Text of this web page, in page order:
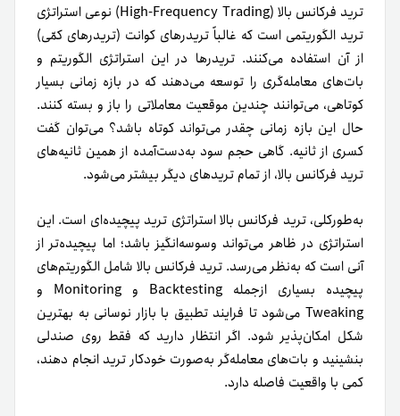
ترید فرکانس بالا (High-Frequency Trading) نوعی استراتژی
ترید الگوریتمی است که غالباً تریدرهای کوانت (تریدرهای کمّی)
از آن استفاده می‌کنند. تریدرها در این استراتژی الگوریتم و
بات‌های معامله‌گری را توسعه می‌دهند که در بازه زمانی بسیار
کوتاهی، می‌توانند چندین موقعیت معاملاتی را باز و بسته کنند.
حال این بازه زمانی چقدر می‌تواند کوتاه باشد؟ می‌توان گفت
کسری از ثانیه. گاهی حجم سود به‌دست‌آمده از همین ثانیه‌های
ترید فرکانس بالا، از تمام تریدهای دیگر بیشتر می‌شود.
به‌طور‌کلی، ترید فرکانس بالا استراتژی ترید پیچیده‌ای است. این
استراتژی در ظاهر می‌تواند وسوسه‌انگیز باشد؛ اما پیچیده‌تر از
آنی‌ است که به‌نظر می‌رسد. ترید فرکانس بالا شامل الگوریتم‌های
پیچیده بسیاری از‌جمله Backtesting و Monitoring و
Tweaking می‌شود تا فرایند تطبیق با بازار نوسانی به بهترین
شکل امکان‌پذیر شود. اگر انتظار دارید که فقط روی صندلی
بنشینید و بات‌های معامله‌گر به‌صورت خودکار ترید انجام دهند،
کمی با واقعیت فاصله دارد.